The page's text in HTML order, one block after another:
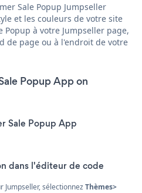
Sale Popup Jumpseller
et les couleurs de votre site
Popup à votre Jumpseller page,
de page ou à l'endroit de votre
Popup App on
Sale Popup App
dans l'éditeur de code
Jumpseller, sélectionnezThèmes>